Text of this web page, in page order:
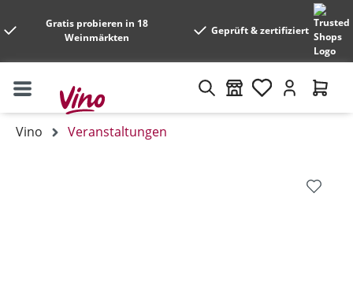
Gratis probieren in 18
Weinmärkten
Geprüft & zertifiziert
Vino Veranstaltungen